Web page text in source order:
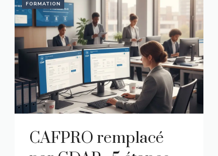
FORMATION
CAFPRO remplacé